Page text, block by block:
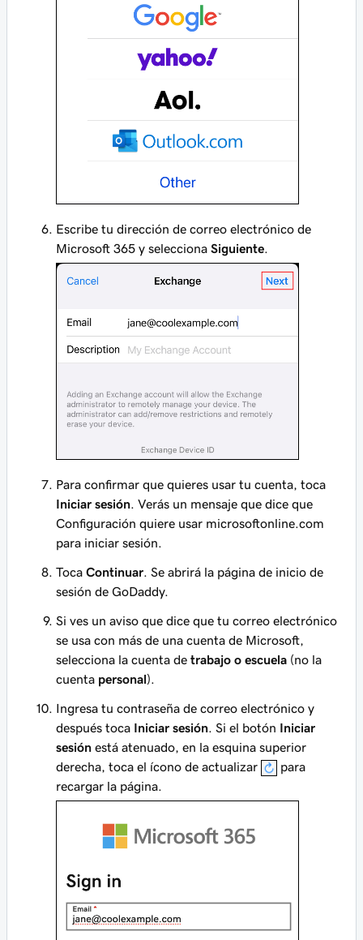
Escribe tu dirección de correo electrónico de
Microsoft 365 y selecciona Siguiente.
Para confirmar que quieres usar tu cuenta, toca
Iniciar sesión . Verás un mensaje que dice que
Configuración quiere usar microsoftonline.com
para iniciar sesión.
Toca Continuar . Se abrirá la página de inicio de
sesión de GoDaddy.
Si ves un aviso que dice que tu correo electrónico
se usa con más de una cuenta de Microsoft,
selecciona la cuenta de trabajo o escuela (no la
cuenta personal).
Ingresa tu contraseña de correo electrónico y
después toca Iniciar sesión . Si el botón Iniciar
sesión está atenuado, en la esquina superior
derecha, toca el ícono de actualizar
para
recargar la página.